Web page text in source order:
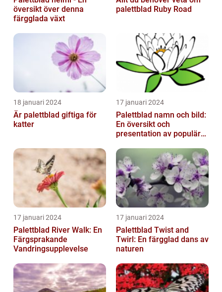
översikt över denna
färgglada växt
palettblad Ruby Road
18 januari 2024
Är palettblad giftiga för
katter
17 januari 2024
Palettblad namn och bild:
En översikt och
presentation av populära
17 januari 2024
Palettblad River Walk: En
Färgsprakande
Vandringsupplevelse
17 januari 2024
Palettblad Twist and
Twirl: En färgglad dans av
naturen